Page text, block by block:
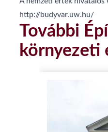
http://budyvar.uw.hu/
További
környezeti